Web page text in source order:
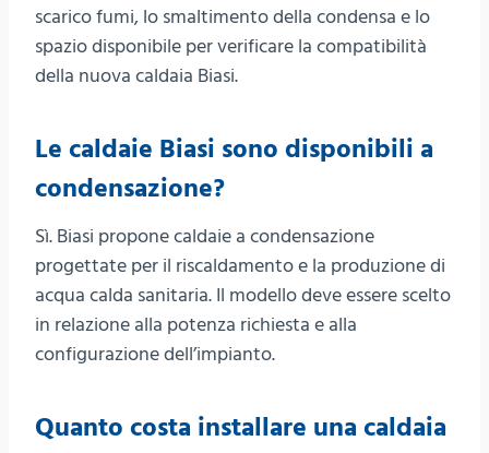
scarico fumi, lo smaltimento della condensa e lo
spazio disponibile per verificare la compatibilità
della nuova caldaia Biasi.
Le caldaie Biasi sono disponibili a
condensazione?
Sì. Biasi propone caldaie a condensazione
progettate per il riscaldamento e la produzione di
acqua calda sanitaria. Il modello deve essere scelto
in relazione alla potenza richiesta e alla
configurazione dell’impianto.
Quanto costa installare una caldaia